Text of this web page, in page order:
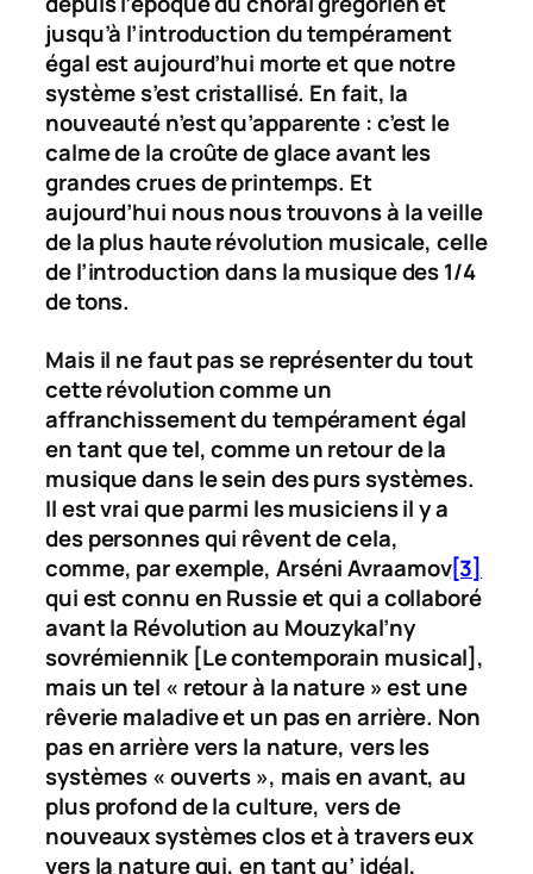
jusqu’à l’introduction du tempérament
égal est aujourd’hui morte et que notre
système s’est cristallisé. En fait, la
nouveauté n’est qu’apparente : c’est le
calme de la croûte de glace avant les
grandes crues de printemps. Et
aujourd’hui nous nous trouvons à la veille
de la plus haute révolution musicale, celle
de l’introduction dans la musique des 1/4
de tons.
Mais il ne faut pas se représenter du tout
cette révolution comme un
affranchissement du tempérament égal
en tant que tel, comme un retour de la
musique dans le sein des purs systèmes.
Il est vrai que parmi les musiciens il y a
des personnes qui rêvent de cela,
comme, par exemple, Arséni Avraamov[3]
qui est connu en Russie et qui a collaboré
avant la Révolution au Mouzykal’ny
sovrémiennik[Le contemporain musical],
mais un tel « retour à la nature » est une
rêverie maladive et un pas en arrière. Non
pas en arrière vers la nature, vers les
systèmes « ouverts », mais en avant, au
plus profond de la culture, vers de
nouveaux systèmes clos et à travers eux
vers la nature qui, en tant qu’ idéal,